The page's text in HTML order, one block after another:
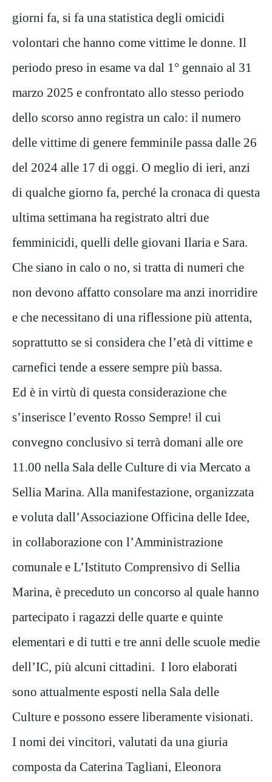
giorni fa, si fa una statistica degli omicidi
volontari che hanno come vittime le donne. Il
periodo preso in esame va dal 1° gennaio al 31
marzo 2025 e confrontato allo stesso periodo
dello scorso anno registra un calo: il numero
delle vittime di genere femminile passa dalle 26
del 2024 alle 17 di oggi. O meglio di ieri, anzi
di qualche giorno fa, perché la cronaca di questa
ultima settimana ha registrato altri due
femminicidi, quelli delle giovani Ilaria e Sara.
Che siano in calo o no, si tratta di numeri che
non devono affatto consolare ma anzi inorridire
e che necessitano di una riflessione più attenta,
soprattutto se si considera che l’età di vittime e
carnefici tende a essere sempre più bassa.
Ed è in virtù di questa considerazione che
s’inserisce l’evento Rosso Sempre! il cui
convegno conclusivo si terrà domani alle ore
11.00 nella Sala delle Culture di via Mercato a
Sellia Marina. Alla manifestazione, organizzata
e voluta dall’Associazione Officina delle Idee,
in collaborazione con l’Amministrazione
comunale e L’Istituto Comprensivo di Sellia
Marina, è preceduto un concorso al quale hanno
partecipato i ragazzi delle quarte e quinte
elementari e di tutti e tre anni delle scuole medie
dell’IC, più alcuni cittadini. I loro elaborati
sono attualmente esposti nella Sala delle
Culture e possono essere liberamente visionati.
I nomi dei vincitori, valutati da una giuria
composta da Caterina Tagliani, Eleonora